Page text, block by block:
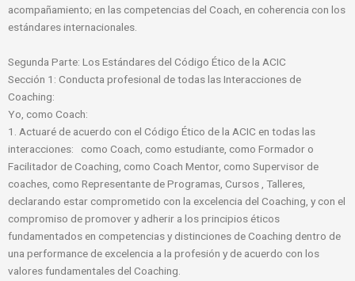
acompañamiento; en las competencias del Coach, en coherencia con los
estándares internacionales.
Segunda Parte: Los Estándares del Código Ético de la ACIC
Sección 1: Conducta profesional de todas las Interacciones de
Coaching:
Yo, como Coach:
1. Actuaré de acuerdo con el Código Ético de la ACIC en todas las
interacciones: como Coach, como estudiante, como Formador o
Facilitador de Coaching, como Coach Mentor, como Supervisor de
coaches, como Representante de Programas, Cursos , Talleres,
declarando estar comprometido con la excelencia del Coaching, y con el
compromiso de promover y adherir a los principios éticos
fundamentados en competencias y distinciones de Coaching dentro de
una performance de excelencia a la profesión y de acuerdo con los
valores fundamentales del Coaching.